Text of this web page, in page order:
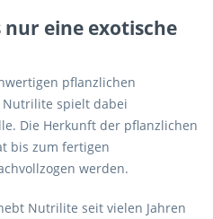
eine exotische
pflanzlichen
Nutrilite spielt dabei
Die Herkunft der pflanzlichen
bis zum fertigen
werden.
Nutrilite seit vielen Jahren